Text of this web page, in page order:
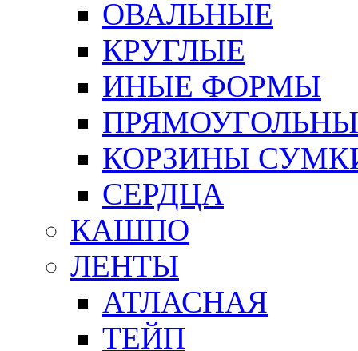
ОВАЛЬНЫЕ
КРУГЛЫЕ
ИНЫЕ ФОРМЫ
КОРЗИНЫ
СЕРДЦА
КАШПО
ЛЕНТЫ
АТЛАСНАЯ
ТЕЙП